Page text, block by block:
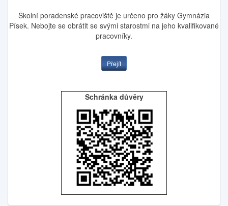
Školní poradenské pracoviště je určeno pro žáky Gymnázia
Písek. Nebojte se obrátit se svými starostmi na jeho kvalifikované
pracovníky.
Přejít
Schránka důvěry